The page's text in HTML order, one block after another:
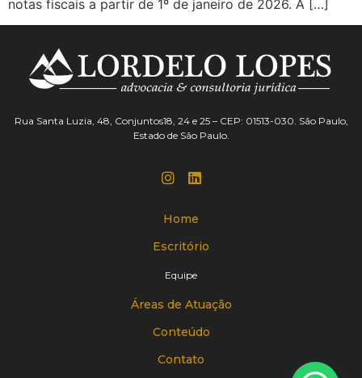
notas fiscais a partir de 1º de janeiro de 2026. A […]
Rua Santa Luzia, 48, Conjuntos18, 24 e 25 – CEP: 01513-030. São Paulo,
Estado de São Paulo.
Home
Escritório
Equipe
Áreas de Atuação
Conteúdo
Contato